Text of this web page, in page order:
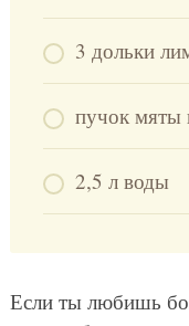
3 дольки
пучок мяты
2,5 л воды
Если ты любишь